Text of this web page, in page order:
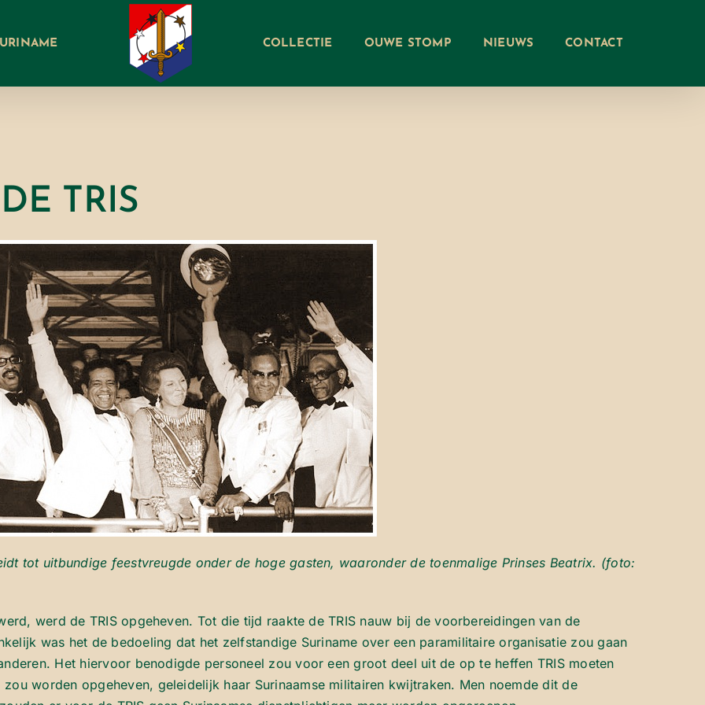
COLLECTIE OUWE STOMP NIEUWS CONTACT
TRIS
tot uitbundige feestvreugde onder de hoge gasten, waaronder de toenmalige Prinses Beatrix. (foto:
werd de TRIS opgeheven. Tot die tijd raakte de TRIS nauw bij de voorbereidingen van de
was het de bedoeling dat het zelfstandige Suriname over een paramilitaire organisatie zou gaan
Het hiervoor benodigde personeel zou voor een groot deel uit de op te heffen TRIS moeten
worden opgeheven, geleidelijk haar Surinaamse militairen kwijtraken. Men noemde dit de